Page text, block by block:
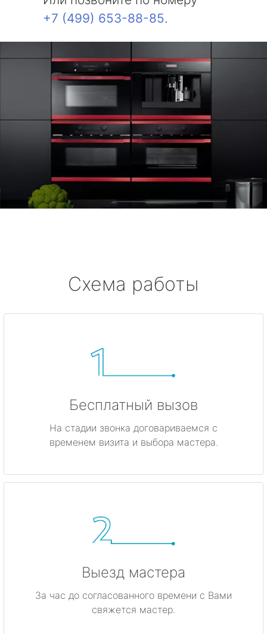
+7 (499) 653-88-85.
Схема работы
Бесплатный вызов
На стадии звонка договариваемся с
временем визита и выбора мастера.
Выезд мастера
За час до согласованного времени с Вами
свяжется мастер.